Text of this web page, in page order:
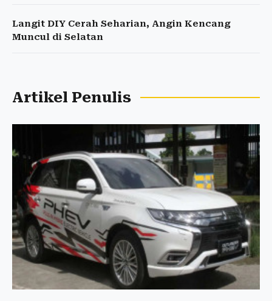
Langit DIY Cerah Seharian, Angin Kencang
Muncul di Selatan
Artikel Penulis